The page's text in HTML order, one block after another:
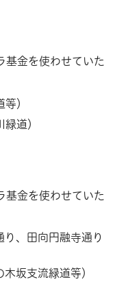
基金を使わせていた
）
道）
基金を使わせていた
、田向円融寺通り
坂支流緑道等）